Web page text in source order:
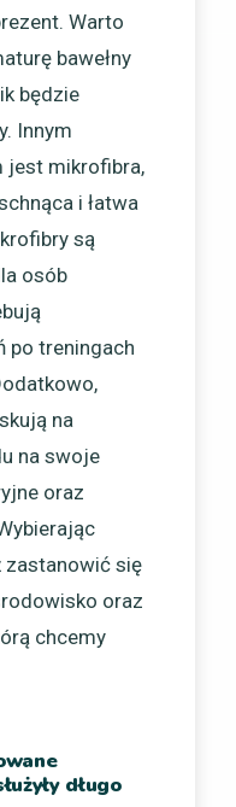
Warto
bawełny
będzie
Innym
jest mikrofibra,
i łatwa
są
osób
po treningach
na
na swoje
oraz
zastanowić się
oraz
chcemy
długo